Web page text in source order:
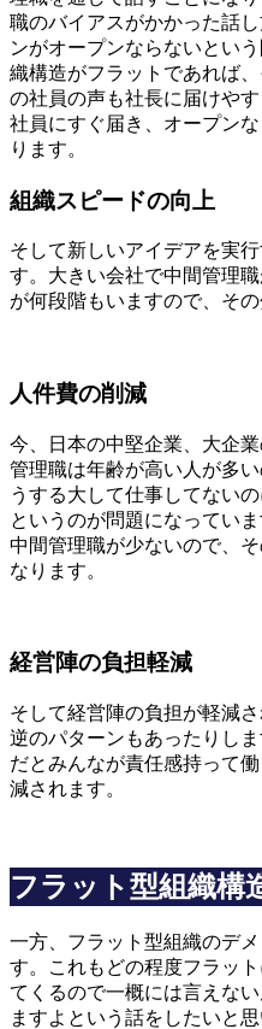
職のバイアスがかかった話
ンがオープンならないとい
織構造がフラットであれば
の社員の声も社長に届けや
社員にすぐ届き、オープン
ります。
組織スピードの向上
そして新しいアイデアを実
す。大きい会社で中間管理
が何段階もいますので、そ
人件費の削減
今、日本の中堅企業、大企
管理職は年齢が高い人が多
うする大して仕事してない
というのが問題になってい
中間管理職が少ないので、
なります。
経営陣の負担軽減
そして経営陣の負担が軽減
逆のパターンもあったりし
だとみんなが責任感持って
減されます。
フラット型組織構
一方、フラット型組織のデ
す。これもどの程度フラッ
てくるので一概には言えな
ますよという話をしたいと思